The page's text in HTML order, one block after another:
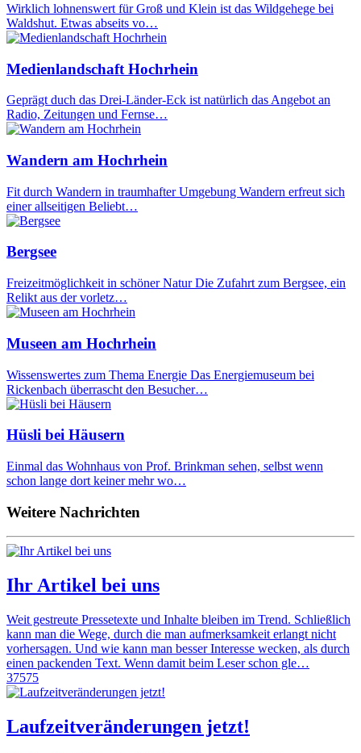
Wirklich lohnenswert für Groß und Klein ist das Wildgehege bei
Waldshut. Etwas abseits vo…
Medienlandschaft Hochrhein
Geprägt duch das Drei-Länder-Eck ist natürlich das Angebot an
Radio, Zeitungen und Fernse…
Wandern am Hochrhein
Fit durch Wandern in traumhafter Umgebung Wandern erfreut sich
einer allseitigen Beliebt…
Bergsee
Freizeitmöglichkeit in schöner Natur Die Zufahrt zum Bergsee, ein
Relikt aus der vorletz…
Museen am Hochrhein
Wissenswertes zum Thema Energie Das Energiemuseum bei
Rickenbach überrascht den Besucher…
Hüsli bei Häusern
Einmal das Wohnhaus von Prof. Brinkman sehen, selbst wenn
schon lange dort keiner mehr wo…
Weitere Nachrichten
Ihr Artikel bei uns
Weit gestreute Pressetexte und Inhalte bleiben im Trend. Schließlich
kann man die Wege, durch die man aufmerksamkeit erlangt nicht
vorhersagen. Und wie kann man besser Interesse wecken, als durch
einen packenden Text. Wenn damit beim Leser schon gle…
37575
Laufzeitveränderungen jetzt!